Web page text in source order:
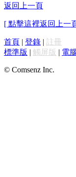
返回上一頁
[ 點擊這裡返回上一
首頁 | 登錄 | 註冊
標準版 | 觸屏版 | 電
© Comsenz Inc.